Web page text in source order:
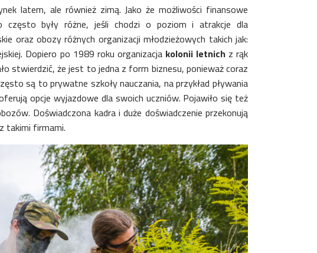
latem, ale również zimą. Jako że możliwości finansowe
często były różne, jeśli chodzi o poziom i atrakcje dla
oraz obozy różnych organizacji młodzieżowych takich jak:
Dopiero po 1989 roku organizacjakolonii letnichz rąk
stwierdzić, że jest to jedna z form biznesu, ponieważ coraz
są to prywatne szkoły nauczania, na przykład pływania
opcje wyjazdowe dla swoich uczniów. Pojawiło się też
Doświadczona kadra i duże doświadczenie przekonują
takimi firmami.